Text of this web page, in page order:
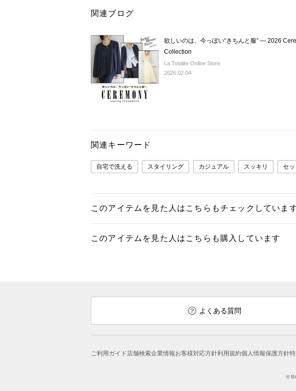
関連ブログ
欲しいのは、今っぽい“きちんと服” ― 2026
Collection
La Totalite Online Store
2026.02.04
関連キーワード
自宅で洗える スタイリング カジュアル スッキリ セ
このアイテムを見た人はこちらもチェックしていま
このアイテムを見た人はこちらも購入しています
よくある質問
ご利用ガイド店舗検索企業情報お客様対応方針利用規約個人情報保護方針
©